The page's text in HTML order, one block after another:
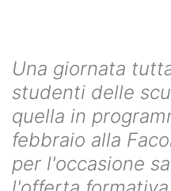
Una giornata
studenti delle
quella in
febbraio alla
per l'occasione